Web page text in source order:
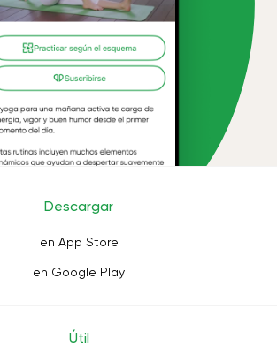
Descargar
en App Store
en Google Play
Útil